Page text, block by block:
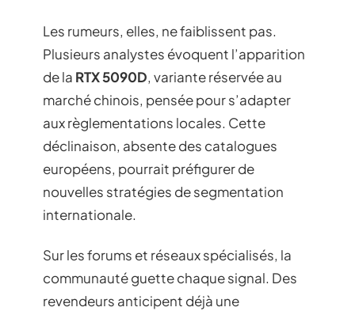
Les rumeurs, elles, ne faiblissent pas.
Plusieurs analystes évoquent l’apparition
de la RTX 5090D, variante réservée au
marché chinois, pensée pour s’adapter
aux règlementations locales. Cette
déclinaison, absente des catalogues
européens, pourrait préfigurer de
nouvelles stratégies de segmentation
internationale.
Sur les forums et réseaux spécialisés, la
communauté guette chaque signal. Des
revendeurs anticipent déjà une